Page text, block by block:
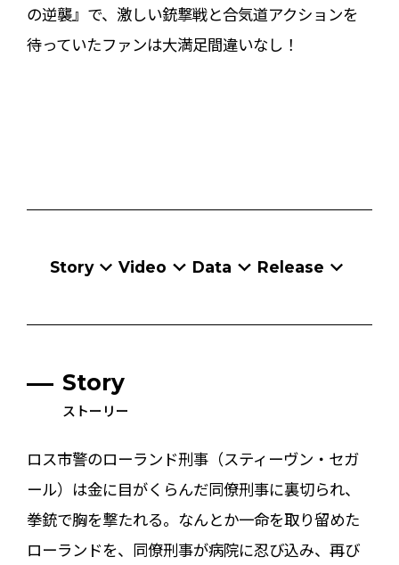
の逆襲』で、激しい銃撃戦と合気道アクションを
待っていたファンは大満足間違いなし！
Story Video Data Release
Story
ストーリー
ロス市警のローランド刑事（スティーヴン・セガ
ール）は金に目がくらんだ同僚刑事に裏切られ、
拳銃で胸を撃たれる。なんとか一命を取り留めた
ローランドを、同僚刑事が病院に忍び込み、再び